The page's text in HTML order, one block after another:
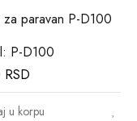
P-D100
RSD
u korpu